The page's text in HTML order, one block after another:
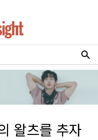
왈츠를 추자